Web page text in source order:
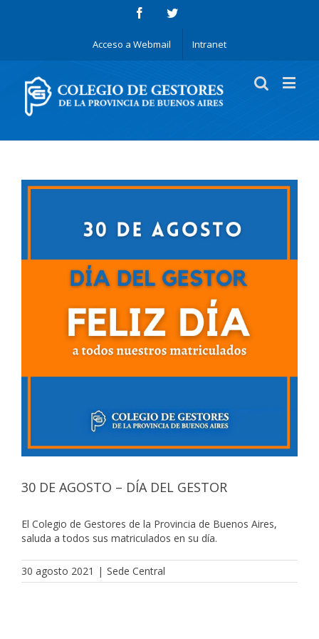
Acceso a Webmail Intranet
30 DE AGOSTO – DÍA DEL GESTOR
El Colegio de Gestores de la Provincia de Buenos Aires,
saluda a todos sus matriculados en su día.
30 agosto 2021 | Sede Central